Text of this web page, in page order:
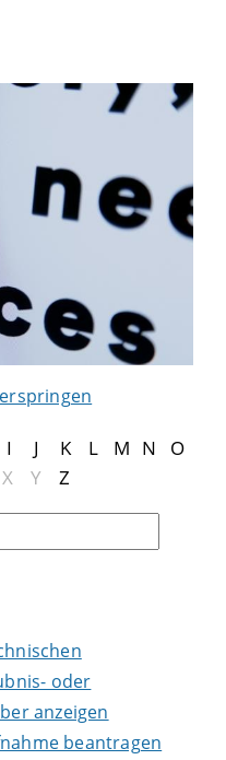
I J K L M N
O
X Y Z
oder
anzeigen
beantragen